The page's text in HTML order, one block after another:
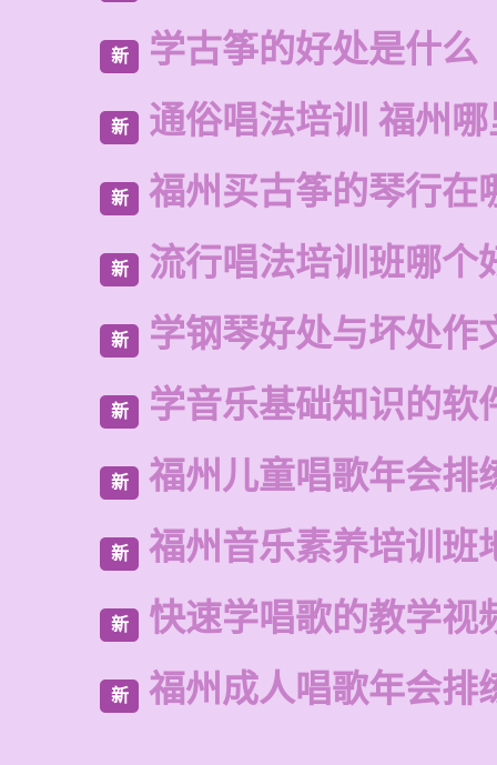
新 学古筝的好处是什么
新 通俗唱法培训 福州
新 福州买古筝的琴行在
新 流行唱法培训班哪个
新 学钢琴好处与坏处作
新 学音乐基础知识的软
新 福州儿童唱歌年会排
新 福州音乐素养培训班
新 快速学唱歌的教学视
新 福州成人唱歌年会排